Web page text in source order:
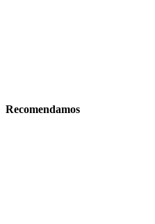
Recomendamos